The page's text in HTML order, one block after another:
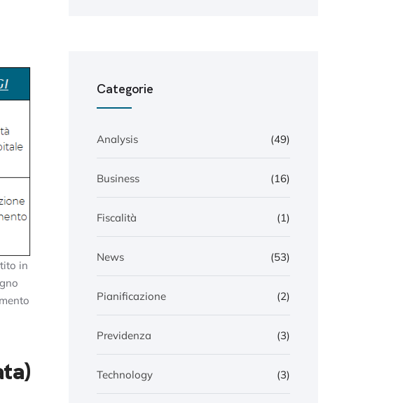
in
Categorie
Analysis (49)
Business (16)
Fiscalità (1)
News (53)
Pianificazione (2)
Previdenza (3)
Technology (3)